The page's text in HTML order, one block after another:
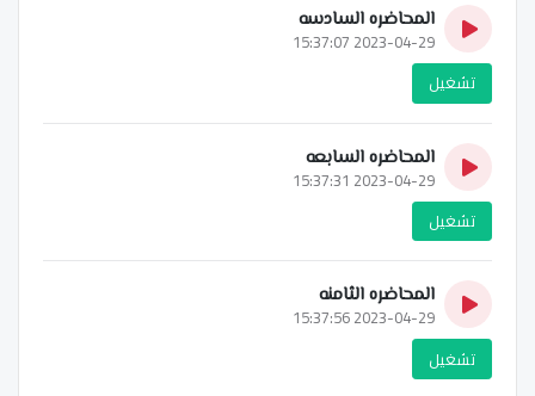
المحاضره السادسه
2023-04-29 15:37:07
تشغيل
المحاضره السابعه
2023-04-29 15:37:31
تشغيل
المحاضره الثامنه
2023-04-29 15:37:56
تشغيل